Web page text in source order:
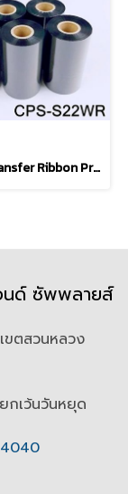
Thermal Transfer Ribbon Premium WAX-RESIN CPS-S22WR
นด์ ซัพพลายส์
ตสวนหลวง
กเว้นวันหยุด